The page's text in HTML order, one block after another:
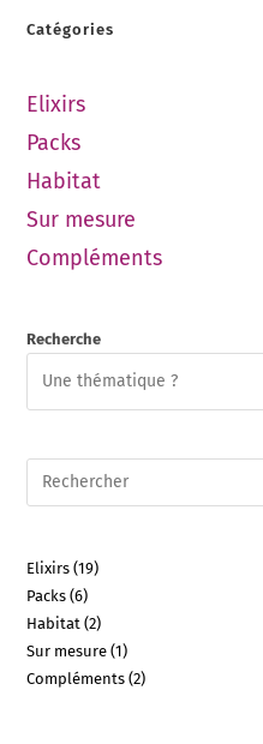
Catégories
Elixirs
Packs
Habitat
Sur mesure
Compléments
Recherche
Elixirs 19
Packs 6
Habitat 2
Sur mesure 1
Compléments 2